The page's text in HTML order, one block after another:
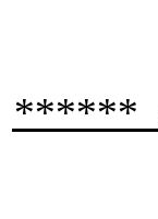
******